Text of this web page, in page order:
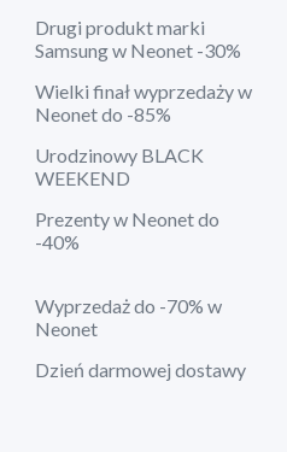
Drugi produkt marki
Samsung w Neonet -30%
Wielki finał wyprzedaży w
Neonet do -85%
Urodzinowy BLACK
WEEKEND
Prezenty w Neonet do
-40%
Wyprzedaż do -70% w
Neonet
Dzień darmowej dostawy